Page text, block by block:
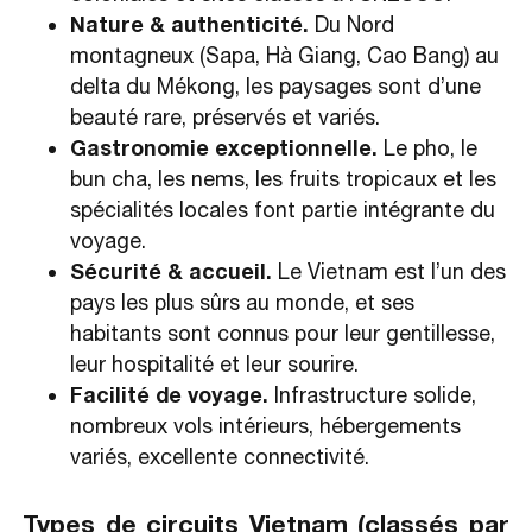
Nature & authenticité. Du Nord
montagneux (Sapa, Hà Giang, Cao Bang) au
delta du Mékong, les paysages sont d’une
beauté rare, préservés et variés.
Gastronomie exceptionnelle. Le pho, le
bun cha, les nems, les fruits tropicaux et les
spécialités locales font partie intégrante du
voyage.
Sécurité & accueil. Le Vietnam est l’un des
pays les plus sûrs au monde, et ses
habitants sont connus pour leur gentillesse,
leur hospitalité et leur sourire.
Facilité de voyage. Infrastructure solide,
nombreux vols intérieurs, hébergements
variés, excellente connectivité.
Types de circuits Vietnam (classés par